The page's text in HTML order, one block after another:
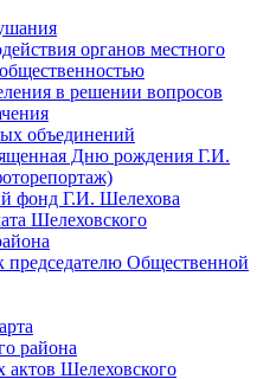
органов местного
в решении вопросов
объединений
Дню рождения Г.И.
фонд Г.И. Шелехова
Шелеховского
председателю Общественной
района
Шелеховского